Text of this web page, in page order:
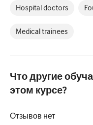
Процедурные навыки
Радиология/
Дыхательная система
Hospital doctors
Medical trainees
Что другие
этом курсе?
Отзывов нет